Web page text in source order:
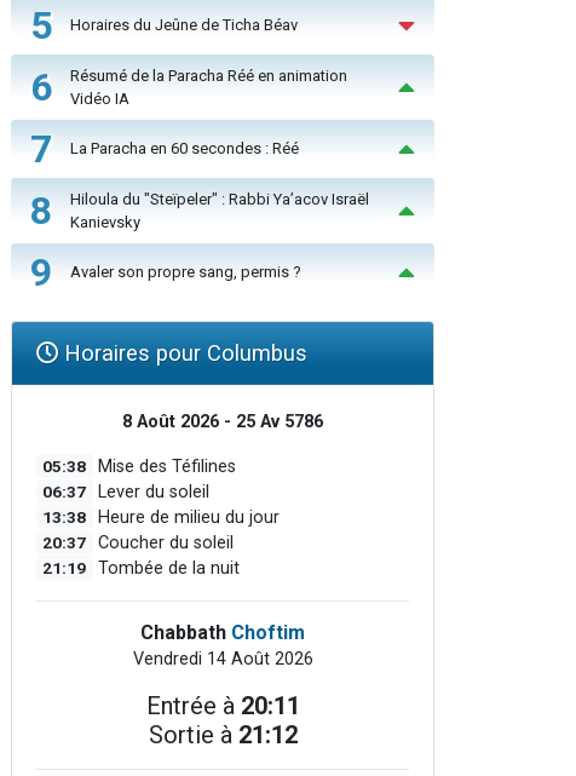
5 Horaires du Jeûne de Ticha Béav
6
Résumé de la Paracha Réé en animation
Vidéo IA
7 La Paracha en 60 secondes : Réé
8
Hiloula du "Steïpeler" : Rabbi Ya’acov Israël
Kanievsky
9 Avaler son propre sang, permis ?
Horaires pour Columbus
8 Août 2026 - 25 Av 5786
05:38 Mise des Téfilines
06:37 Lever du soleil
13:38 Heure de milieu du jour
20:37 Coucher du soleil
21:19 Tombée de la nuit
Chabbath Choftim
Vendredi 14 Août 2026
Entrée à 20:11
Sortie à 21:12